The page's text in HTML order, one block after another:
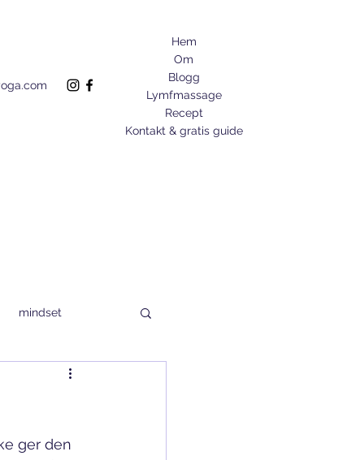
Hem
Om
Blogg
Lymfmassage
Recept
Kontakt & gratis guide
mindset
ger den